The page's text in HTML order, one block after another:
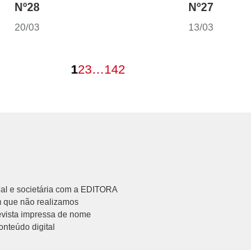
Nº28
20/03
Nº27
13/03
123…142
e societária com a EDITORA
que não realizamos
impressa de nome
digital